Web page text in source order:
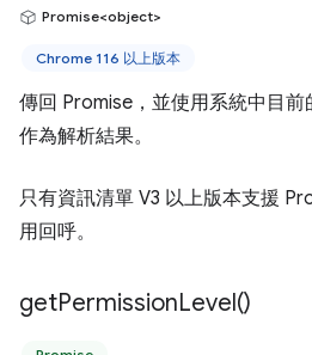
Promise<object>
Chrome 116 以上版本
傳回 Promise，並使用系統中目
作為解析結果。
只有資訊清單 V3 以上版本支援
用回呼。
getPermissionLevel()